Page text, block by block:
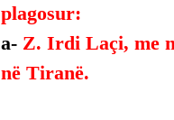
plagosur:
a- Z. Irdi Laçi, me
në Tiranë.